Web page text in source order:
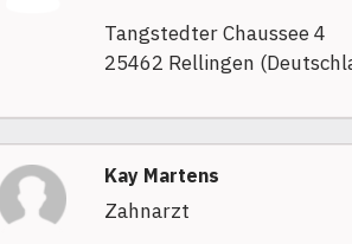
Tangstedter Chaussee 4
25462 Rellingen
Kay Martens
Zahnarzt